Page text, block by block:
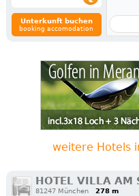
Unterkunft buchen
booking accomodation
weitere Hotels
HOTEL VILLA AM
81247 München 278 m